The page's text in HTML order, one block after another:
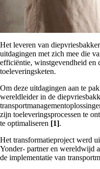
Het leveren van
uitdagingen met zich mee die
efficiëntie, winstgevendheid en
toeleveringsketen.
Om deze uitdagingen aan te
wereldleider in de
zijn toeleveringsprocessen te
te optimaliseren [1].
Het transformatieproject werd
Yonder- partner en wereldwijd
de implementatie van